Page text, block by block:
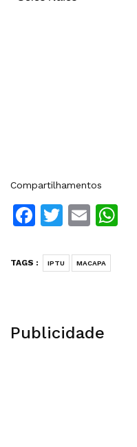
Compartilhamentos
Facebook
Twitter
Email
TAGS : IPTU MACAPA
Publicidade